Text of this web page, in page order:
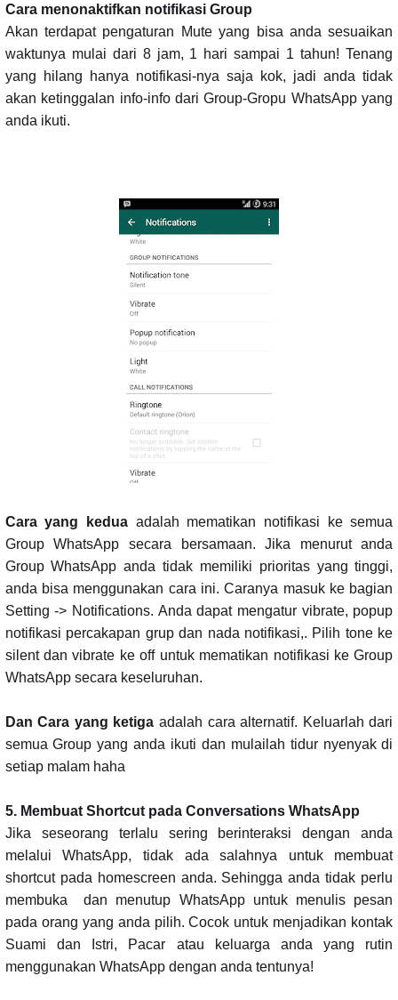
Cara menonaktifkan notifikasi Group
Akan terdapat pengaturan Mute yang bisa anda sesuaikan
waktunya mulai dari 8 jam, 1 hari sampai 1 tahun! Tenang
yang hilang hanya notifikasi-nya saja kok, jadi anda tidak
akan ketinggalan info-info dari Group-Gropu WhatsApp yang
anda ikuti.
Cara yang keduaadalah mematikan notifikasi ke semua
Group WhatsApp secara bersamaan. Jika menurut anda
Group WhatsApp anda tidak memiliki prioritas yang tinggi,
anda bisa menggunakan cara ini. Caranya masuk ke bagian
Setting -> Notifications. Anda dapat mengatur vibrate, popup
notifikasi percakapan grup dan nada notifikasi,. Pilih tone ke
silent dan vibrate ke off untuk mematikan notifikasi ke Group
WhatsApp secara keseluruhan.
Dan Cara yang ketiga adalah cara alternatif. Keluarlah dari
semua Group yang anda ikuti dan mulailah tidur nyenyak di
setiap malam haha
5. Membuat Shortcut pada Conversations WhatsApp
Jika seseorang terlalu sering berinteraksi dengan anda
melalui WhatsApp, tidak ada salahnya untuk membuat
shortcut pada homescreen anda. Sehingga anda tidak perlu
membuka dan menutup WhatsApp untuk menulis pesan
pada orang yang anda pilih. Cocok untuk menjadikan kontak
Suami dan Istri, Pacar atau keluarga anda yang rutin
menggunakan WhatsApp dengan anda tentunya!